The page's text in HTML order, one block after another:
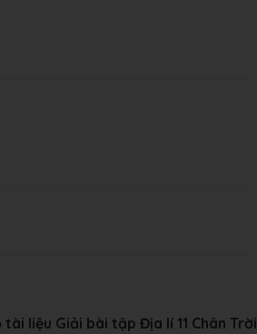
tài liệu Giải bài tập Địa lí 11 Chân Trời